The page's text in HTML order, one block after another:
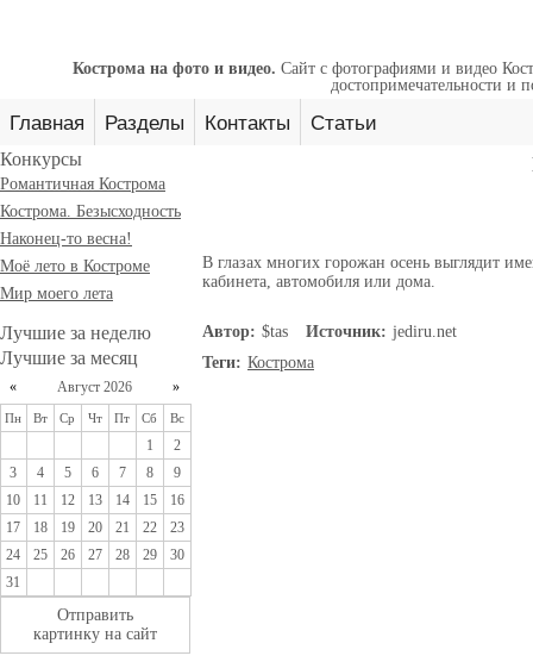
Кострома на фото и видео. Сайт с фотографиями и видео
достопримечательности и
Главная Разделы Контакты Статьи
Конкурсы
Романтичная Кострома
Кострома. Безысходность
Наконец-то весна!
Моё лето в Костроме
Мир моего лета
Лучшие за неделю
Лучшие за месяц
« Август 2026 »
Пн Вт Ср Чт Пт Сб Вс
1
2
3
4 5 6 7 8
9
10
11 12 13 14 15
16
17
18 19 20 21 22
23
24
25 26 27 28 29
30
31
Отправить
картинку на сайт
В глазах многих горожан осень выглядит
кабинета, автомобиля или дома.
Автор: $tas Источник: jediru.net
Теги: Кострома